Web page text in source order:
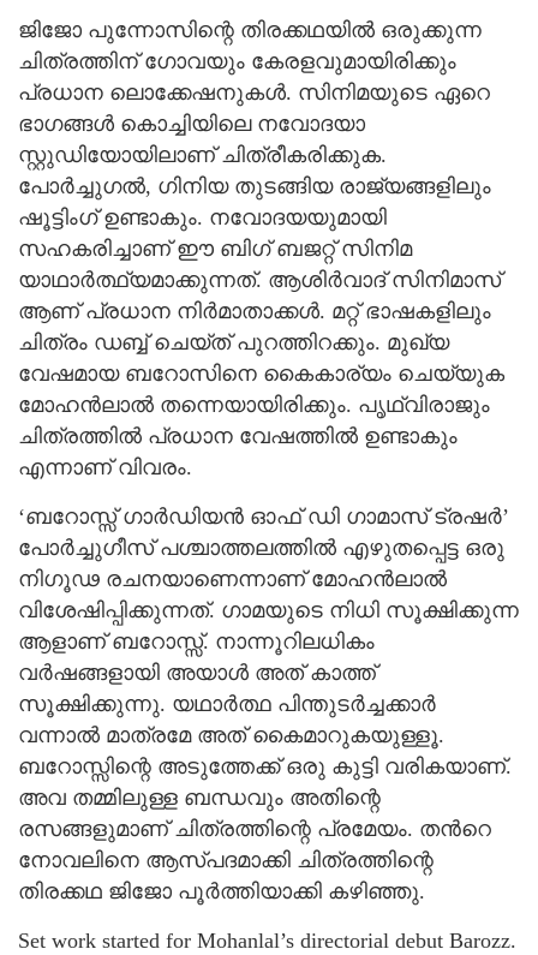
ജിജോ പുന്നോസിന്റെ തിരക്കഥയില്‍ ഒരുക്കുന്ന
ചിത്രത്തിന് ഗോവയും കേരളവുമായിരിക്കും
പ്രധാന ലൊക്കേഷനുകള്‍. സിനിമയുടെ ഏറെ
ഭാഗങ്ങള്‍ കൊച്ചിയിലെ നവോദയാ
സ്റ്റുഡിയോയിലാണ് ചിത്രീകരിക്കുക.
പോര്‍ച്ചുഗല്‍, ഗിനിയ തുടങ്ങിയ രാജ്യങ്ങളിലും
ഷൂട്ടിംഗ് ഉണ്ടാകും. നവോദയയുമായി
സഹകരിച്ചാണ് ഈ ബിഗ് ബജറ്റ് സിനിമ
യാഥാര്‍ത്ഥ്യമാക്കുന്നത്. ആശിര്‍വാദ് സിനിമാസ്
ആണ് പ്രധാന നിര്‍മാതാക്കള്‍. മറ്റ് ഭാഷകളിലും
ചിത്രം ഡബ്ബ് ചെയ്ത് പുറത്തിറക്കും. മുഖ്യ
വേഷമായ ബറോസിനെ കൈകാര്യം ചെയ്യുക
മോഹന്‍ലാല്‍ തന്നെയായിരിക്കും. പൃഥ്വിരാജും
ചിത്രത്തില്‍ പ്രധാന വേഷത്തില്‍ ഉണ്ടാകും
എന്നാണ് വിവരം.
‘ബറോസ്സ് ഗാര്‍ഡിയന്‍ ഓഫ് ഡി ഗാമാസ് ട്രഷര്‍’
പോര്‍ച്ചുഗീസ് പശ്ചാത്തലത്തില്‍ എഴുതപ്പെട്ട ഒരു
നിഗൂഢ രചനയാണെന്നാണ് മോഹന്‍ലാല്‍
വിശേഷിപ്പിക്കുന്നത്. ഗാമയുടെ നിധി സൂക്ഷിക്കുന്ന
ആളാണ് ബറോസ്സ്. നാന്നൂറിലധികം
വര്‍ഷങ്ങളായി അയാള്‍ അത് കാത്ത്
സൂക്ഷിക്കുന്നു. യഥാര്‍ത്ഥ പിന്തുടര്‍ച്ചക്കാര്‍
വന്നാല്‍ മാത്രമേ അത് കൈമാറുകയുള്ളൂ.
ബറോസ്സിന്റെ അടുത്തേക്ക് ഒരു കുട്ടി വരികയാണ്.
അവ തമ്മിലുള്ള ബന്ധവും അതിന്റെ
രസങ്ങളുമാണ് ചിത്രത്തിന്റെ പ്രമേയം. തന്‍റെ
നോവലിനെ ആസ്പദമാക്കി ചിത്രത്തിന്റെ
തിരക്കഥ ജിജോ പൂര്‍ത്തിയാക്കി കഴിഞ്ഞു.
Set work started for Mohanlal’s directorial debut Barozz.